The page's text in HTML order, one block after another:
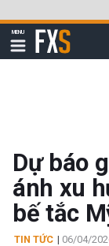
qua
đi
MENU
Hiển
thị
FXStreet
Dự báo
ánh xu
bế tắc
TIN TỨC | 06/04/